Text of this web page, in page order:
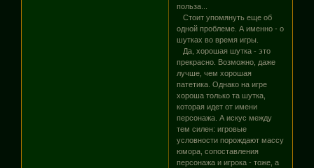
польза...
Стоит упомянуть еще об
одной проблеме. А именно - о
шутках во время игры.
Да, хорошая шутка - это
прекрасно. Возможно, даже
лучше, чем хорошая
патетика. Однако на игре
хороша только та шутка,
которая идет от имени
персонажа. А искус между
тем силен: игровые
условности порождают массу
юмора, сопоставления
персонажа и игрока - тоже, а